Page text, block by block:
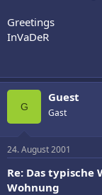
Greetings
InVaDeR
G
Guest
Gast
24. August 2001
Re: Das
Wohnung